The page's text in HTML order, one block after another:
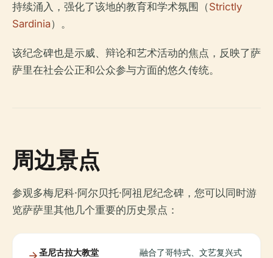
持续涌入，强化了该地的教育和学术氛围（Strictly
Sardinia）。
该纪念碑也是示威、辩论和艺术活动的焦点，反映了萨
萨里在社会公正和公众参与方面的悠久传统。
周边景点
参观多梅尼科·阿尔贝托·阿祖尼纪念碑，您可以同时游
览萨萨里其他几个重要的历史景点：
圣尼古拉大教堂
融合了哥特式、文艺复兴式